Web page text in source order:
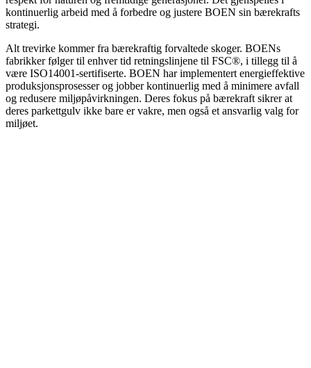
kontinuerlig arbeid med å forbedre og justere BOEN sin bærekrafts
strategi.
Alt trevirke kommer fra bærekraftig forvaltede skoger. BOENs
fabrikker følger til enhver tid retningslinjene til FSC®, i tillegg til å
være ISO14001-sertifiserte. BOEN har implementert energieffektive
produksjonsprosesser og jobber kontinuerlig med å minimere avfall
og redusere miljøpåvirkningen. Deres fokus på bærekraft sikrer at
deres parkettgulv ikke bare er vakre, men også et ansvarlig valg for
miljøet.